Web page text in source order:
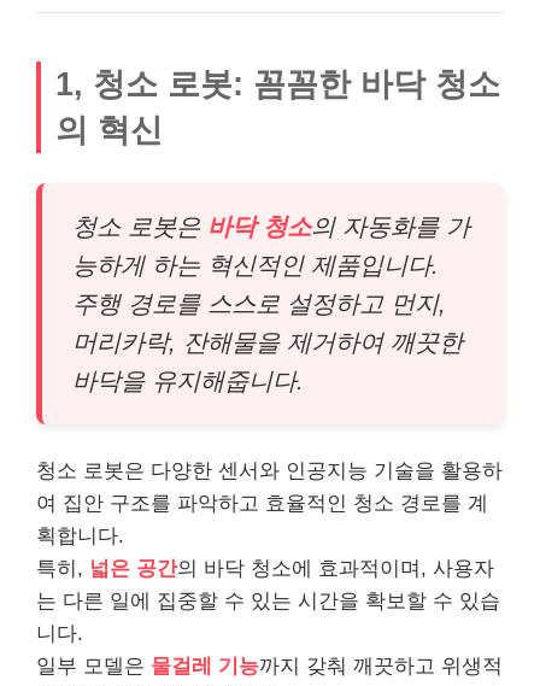
1, 청소 로봇: 꼼꼼한 바닥 청소
의 혁신
청소 로봇은 바닥 청소의 자동화를 가
능하게 하는 혁신적인 제품입니다.
주행 경로를 스스로 설정하고 먼지,
머리카락, 잔해물을 제거하여 깨끗한
바닥을 유지해줍니다.
청소 로봇은 다양한 센서와 인공지능 기술을 활용하
여 집안 구조를 파악하고 효율적인 청소 경로를 계
획합니다.
특히, 넓은 공간의 바닥 청소에 효과적이며, 사용자
는 다른 일에 집중할 수 있는 시간을 확보할 수 있습
니다.
일부 모델은 물걸레 기능까지 갖춰 깨끗하고 위생적